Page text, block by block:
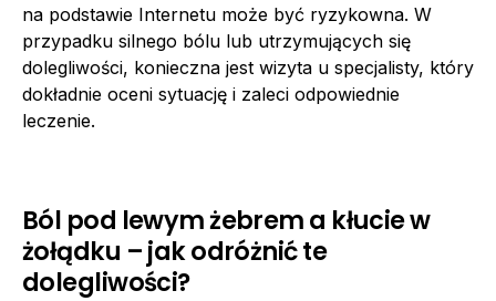
na podstawie Internetu może być ryzykowna. W
przypadku silnego bólu lub utrzymujących się
dolegliwości, konieczna jest wizyta u specjalisty, który
dokładnie oceni sytuację i zaleci odpowiednie
leczenie.
Ból pod lewym żebrem a kłucie w
żołądku – jak odróżnić te
dolegliwości?